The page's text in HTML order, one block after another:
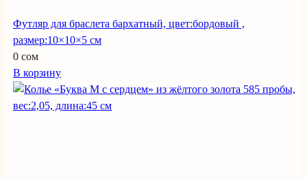
Футляр для браслета бархатный, цвет:бордовый ,
размер:10×10×5 см
0 сом
В корзину